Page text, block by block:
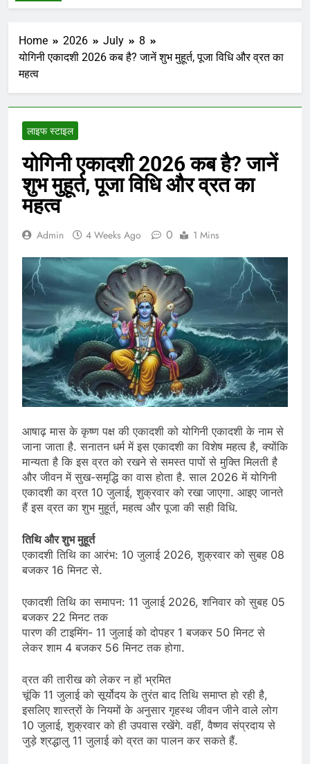
Home 2026 July
8
योगिनी एकादशी 2026 कब है? जानें शुभ मुहूर्त, पूजा विधि और व्रत का
महत्व
लाइफ स्टाइल
योगिनी एकादशी 2026 कब है? जानें
शुभ मुहूर्त, पूजा विधि और व्रत का
महत्व
Admin 4 Weeks Ago 0 1 Mins
आषाढ़ मास के कृष्ण पक्ष की एकादशी को योगिनी एकादशी के नाम से
जाना जाता है. सनातन धर्म में इस एकादशी का विशेष महत्व है, क्योंकि
मान्यता है कि इस व्रत को रखने से समस्त पापों से मुक्ति मिलती है
और जीवन में सुख-समृद्धि का वास होता है. साल 2026 में योगिनी
एकादशी का व्रत 10 जुलाई, शुक्रवार को रखा जाएगा. आइए जानते
हैं इस व्रत का शुभ मुहूर्त, महत्व और पूजा की सही विधि.
तिथि और शुभ मुहूर्त
एकादशी तिथि का आरंभ: 10 जुलाई 2026, शुक्रवार को सुबह 08
बजकर 16 मिनट से.
एकादशी तिथि का समापन: 11 जुलाई 2026, शनिवार को सुबह 05
बजकर 22 मिनट तक
पारण की टाइमिंग- 11 जुलाई को दोपहर 1 बजकर 50 मिनट से
लेकर शाम 4 बजकर 56 मिनट तक होगा.
व्रत की तारीख को लेकर न हों भ्रमित
चूंकि 11 जुलाई को सूर्योदय के तुरंत बाद तिथि समाप्त हो रही है,
इसलिए शास्त्रों के नियमों के अनुसार गृहस्थ जीवन जीने वाले लोग
10 जुलाई, शुक्रवार को ही उपवास रखेंगे. वहीं, वैष्णव संप्रदाय से
जुड़े श्रद्धालु 11 जुलाई को व्रत का पालन कर सकते हैं.